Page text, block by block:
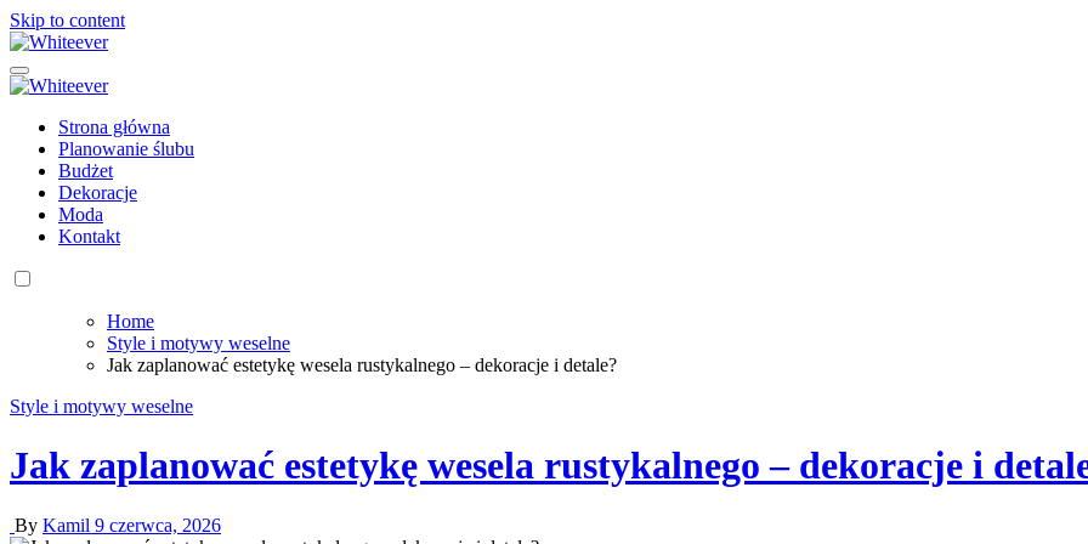
Skip to content
Whiteever
Porady ślubne
Porady ślubne
Strona główna
Planowanie ślubu
Budżet
Dekoracje
Moda
Kontakt
Home
Style i motywy weselne
Jak zaplanować estetykę wesela rustykalnego – dekoracje i detale?
Style i motywy weselne
Jak zaplanować estetykę wesela rustykalnego – dekoracje i
By Kamil 9 czerwca, 2026